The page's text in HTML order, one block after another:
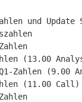
und
(13.00
Q1-Zahlen
(11.00 Call)